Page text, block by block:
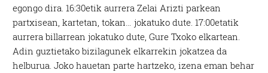
egongo dira. 16:30etik aurrera Zelai Arizti parkean
partxisean, kartetan, tokan… jokatuko dute. 17:00etatik
aurrera billarrean jokatuko dute, Gure Txoko elkartean.
Adin guztietako bizilagunek elkarrekin jokatzea da
helburua. Joko hauetan parte hartzeko, izena eman behar